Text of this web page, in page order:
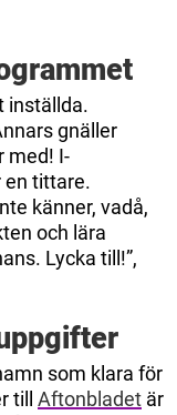
inställda.
gnäller
med! I-
en tittare.
känner, vadå,
och lära
Lycka till!”,
som klara för
till Aftonbladet är